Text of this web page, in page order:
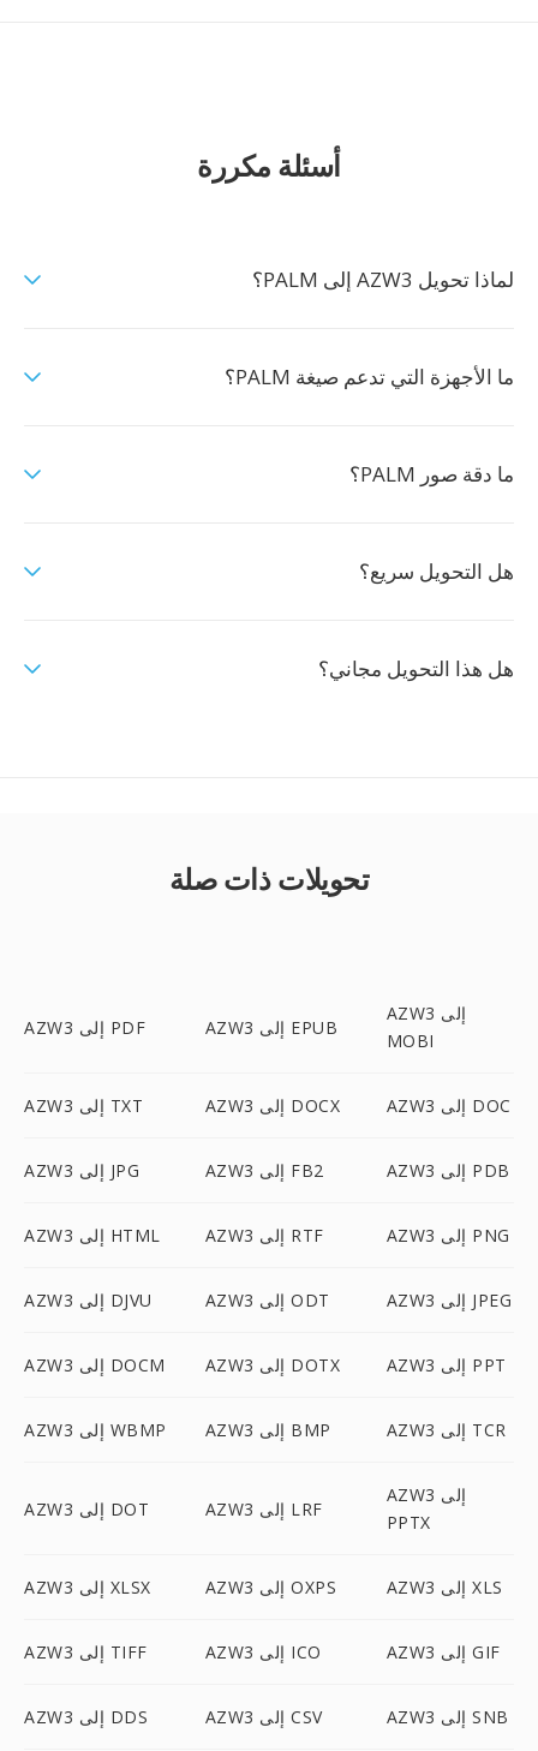
أسئلة مكررة
لماذا تحويل AZW3 إلى PALM؟
ما الأجهزة التي تدعم صيغة PALM؟
ما دقة صور PALM؟
هل التحويل سريع؟
هل هذا التحويل مجاني؟
تحويلات ذات صلة
AZW3 إلى PDF AZW3 إلى EPUB
AZW3 إلى
MOBI
AZW3 إلى TXT AZW3 إلى DOCX AZW3 إلى DOC
AZW3 إلى JPG AZW3 إلى FB2 AZW3 إلى PDB
AZW3 إلى HTML AZW3 إلى RTF AZW3 إلى PNG
AZW3 إلى DJVU AZW3 إلى ODT AZW3 إلى JPEG
AZW3 إلى DOCM AZW3 إلى DOTX AZW3 إلى PPT
AZW3 إلى WBMP AZW3 إلى BMP AZW3 إلى TCR
AZW3 إلى DOT AZW3 إلى LRF
AZW3 إلى
PPTX
AZW3 إلى XLSX AZW3 إلى OXPS AZW3 إلى XLS
AZW3 إلى TIFF AZW3 إلى ICO AZW3 إلى GIF
AZW3 إلى DDS AZW3 إلى CSV AZW3 إلى SNB